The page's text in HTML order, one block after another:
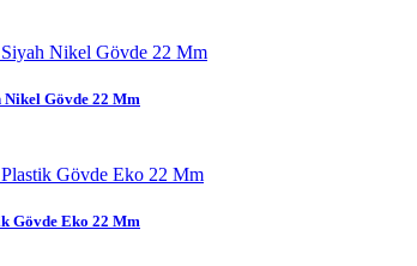
Gövde 22 Mm
Gövde Eko 22 Mm